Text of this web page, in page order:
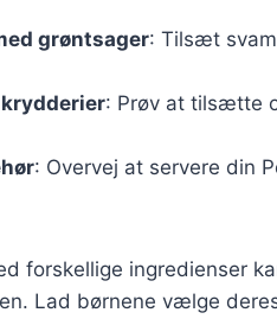
grøntsager: Tilsæt
: Prøv at tilsætte
: Overvej at servere din
forskellige ingredienser
Lad børnene vælge